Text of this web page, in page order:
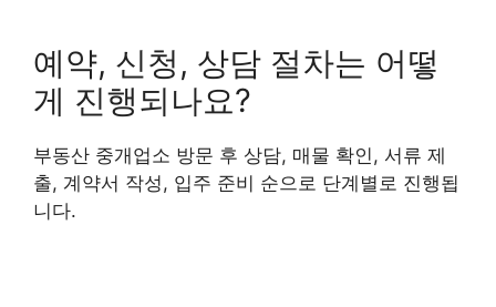
예약, 신청, 상담 절차는 어떻
게 진행되나요?
부동산 중개업소 방문 후 상담, 매물 확인, 서류 제
출, 계약서 작성, 입주 준비 순으로 단계별로 진행됩
니다.